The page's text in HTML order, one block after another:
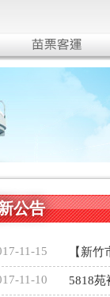
公告
11-15 【新
11-10 5818